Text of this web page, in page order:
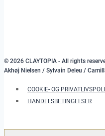
© 2026 CLAYTOPIA - All rights
Akhøj Nielsen / Sylvain Deleu /
COOKIE- OG
HANDELSBETINGELSER